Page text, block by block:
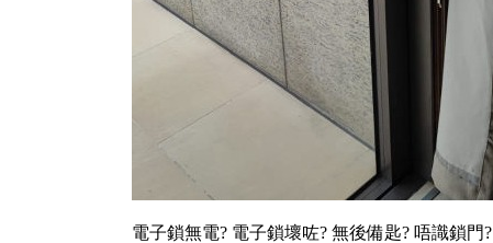
電子鎖無電? 電子鎖壞咗? 無後備匙? 唔識鎖門?